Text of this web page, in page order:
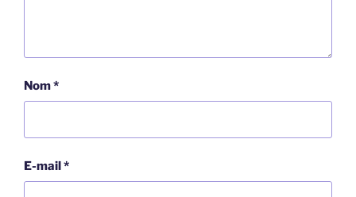
Nom*
E-mail*